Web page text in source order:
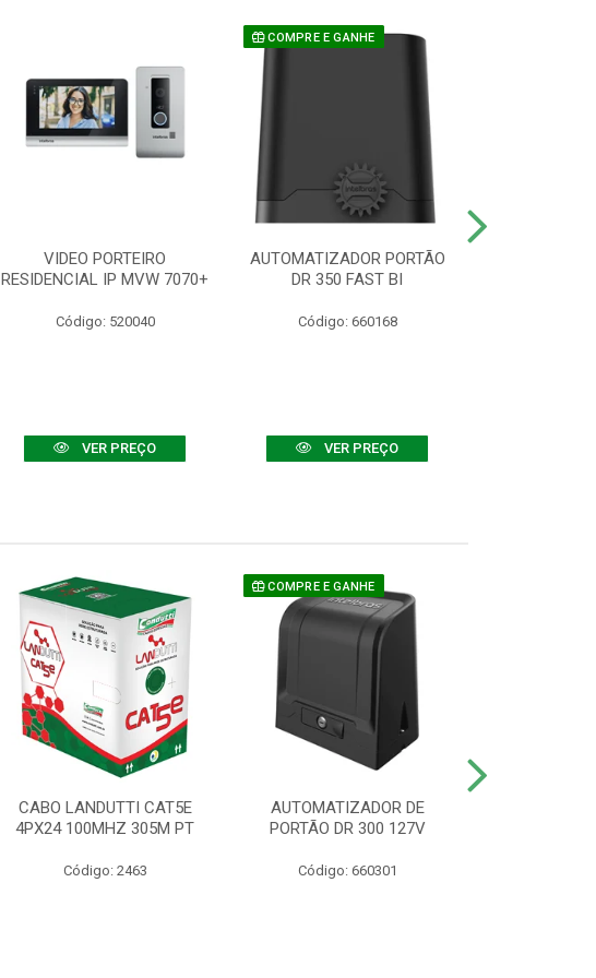
VIDEO PORTEIRO
RESIDENCIAL IP MVW 7070+
Código: 520040
VER PREÇO
COMPRE E GANHE
AUTOMATIZADOR PORTÃO
DR 350 FAST BI
Código: 660168
VER PREÇO
CABO LANDUTTI CAT5E
4PX24 100MHZ 305M PT
Código: 2463
COMPRE E GANHE
AUTOMATIZADOR DE
PORTÃO DR 300 127V
Código: 660301